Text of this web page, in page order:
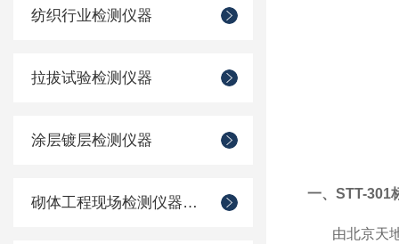
纺织行业检测仪器
拉拔试验检测仪器
涂层镀层检测仪器
砌体工程现场检测仪器仪表
一、 STT-301
由北京天